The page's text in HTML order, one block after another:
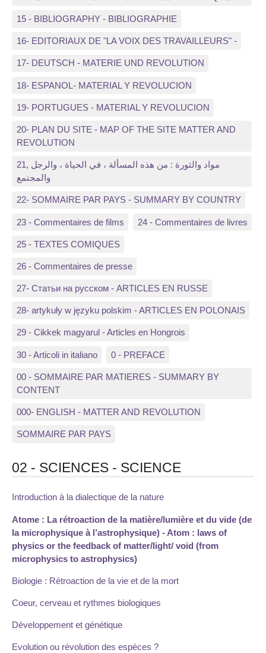
15 - BIBLIOGRAPHY - BIBLIOGRAPHIE
16- EDITORIAUX DE "LA VOIX DES TRAVAILLEURS" -
17- DEUTSCH - MATERIE UND REVOLUTION
18- ESPANOL- MATERIAL Y REVOLUCION
19- PORTUGUES - MATERIAL Y REVOLUCION
20- PLAN DU SITE - MAP OF THE SITE MATTER AND
REVOLUTION
21, مواد والثورة : من هذه المسألة ، في الحياة ، والرجل
والمجتمع
22- SOMMAIRE PAR PAYS - SUMMARY BY COUNTRY
23 - Commentaires de films 24 - Commentaires de livres
25 - TEXTES COMIQUES
26 - Commentaires de presse
27- Статьи на русском - ARTICLES EN RUSSE
28- artykuły w języku polskim - ARTICLES EN POLONAIS
29 - Cikkek magyarul - Articles en Hongrois
30 - Articoli in italiano 0 - PREFACE
00 - SOMMAIRE PAR MATIERES - SUMMARY BY
CONTENT
000- ENGLISH - MATTER AND REVOLUTION
SOMMAIRE PAR PAYS
02 - SCIENCES - SCIENCE
Introduction à la dialectique de la nature
Atome : La rétroaction de la matière/lumière et du vide (de
la microphysique à l’astrophysique) - Atom : laws of
physics or the feedback of matter/light/ void (from
microphysics to astrophysics)
Biologie : Rétroaction de la vie et de la mort
Coeur, cerveau et rythmes biologiques
Développement et génétique
Evolution ou révolution des espèces ?